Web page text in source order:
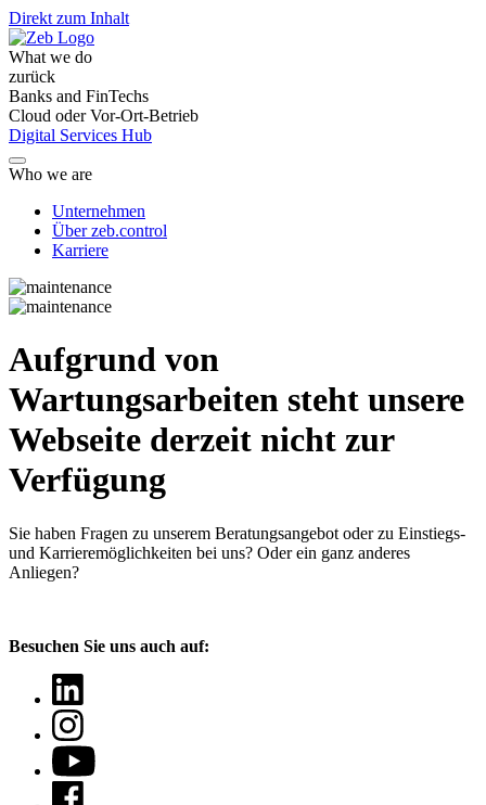
Direkt zum Inhalt
What we do
zurück
Banks and FinTechs
Cloud oder Vor-Ort-Betrieb
Digital Services Hub
Who we are
Unternehmen
Über zeb.control
Karriere
Aufgrund von
Wartungsarbeiten steht unsere
Webseite derzeit nicht zur
Verfügung
Sie haben Fragen zu unserem Beratungsangebot oder zu Einstiegs-
und Karrieremöglichkeiten bei uns? Oder ein ganz anderes
Anliegen?
Besuchen Sie uns auch auf: